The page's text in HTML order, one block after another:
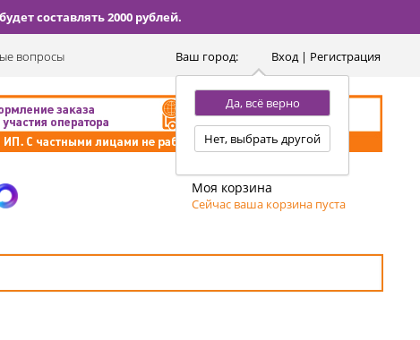
составлять 2000 рублей.
Ваш город:
Да, всё верно
Нет, выбрать другой
Вход | Регистрация
вопросы
Моя корзина
Сейчас ваша корзина пуста